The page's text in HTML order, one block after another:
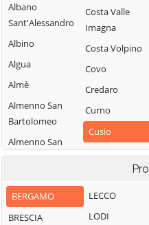
Albano
Sant'Alessandro
Albino
Algua
Almè
Almenno San
Bartolomeo
Almenno San
Salvatore
Lombardo
Ambivere
Costa Valle
Imagna
Costa Volpino
Covo
Credaro
Curno
Cusio
Dalmine
Endine Gaiano
Entratico
BERGAMO
BRESCIA
LECCO
LODI